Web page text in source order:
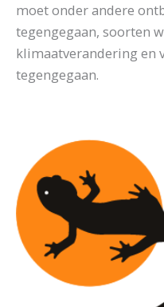
moet onder andere
tegengegaan, soorten
klimaatverandering en
tegengegaan.